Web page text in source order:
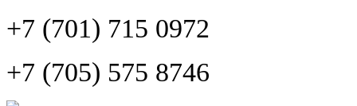
+7 (701) 715 0972
+7 (705) 575 8746